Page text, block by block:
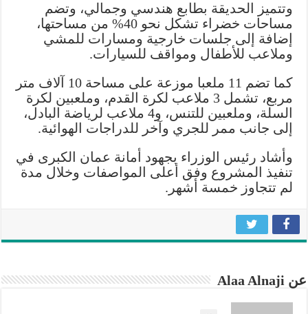
وتتميز الحديقة بطابع هندسي وجمالي، وتضم
مساحات خضراء تشكل نحو 40% من مساحتها،
إضافة إلى جلسات خارجية ومسارات للمشي
وملاعب للأطفال ومواقف للسيارات.
كما تضم 11 ملعبا موزعة على مساحة 10 آلاف متر
مربع، تشمل 3 ملاعب لكرة القدم، وملعبين لكرة
السلة، وملعبين للتنس، و4 ملاعب لرياضة البادل،
إلى جانب ممر للجري وآخر للدراجات الهوائية.
وأشاد رئيس الوزراء بجهود أمانة عمان الكبرى في
تنفيذ المشروع وفق أعلى المواصفات وخلال مدة
لم تتجاوز خمسة أشهر.
عن Alaa Alnaji